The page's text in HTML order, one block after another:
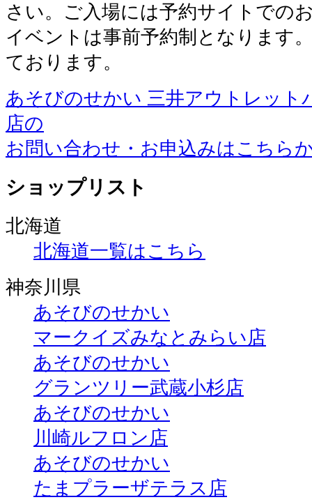
さい。ご入場には予約サイトでの
イベントは事前予約制となります
ております。
あそびのせかい 三井アウトレット
店の
お問い合わせ・お申込みはこちら
ショップリスト
北海道
北海道一覧はこちら
神奈川県
あそびのせかい
マークイズみなとみらい店
あそびのせかい
グランツリー武蔵小杉店
あそびのせかい
川崎ルフロン店
あそびのせかい
たまプラーザテラス店